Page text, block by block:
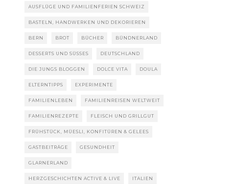
AUSFLÜGE UND FAMILIENFERIEN SCHWEIZ
BASTELN, HANDWERKEN UND DEKORIEREN
BERN BROT BÜCHER BÜNDNERLAND
DESSERTS UND SÜSSES DEUTSCHLAND
DIE JUNGS BLOGGEN DOLCE VITA DOULA
ELTERNTIPPS EXPERIMENTE
FAMILIENLEBEN FAMILIENREISEN WELTWEIT
FAMILIENREZEPTE FLEISCH UND GRILLGUT
FRÜHSTÜCK, MÜESLI, KONFITÜREN & GELEES
GASTBEITRÄGE GESUNDHEIT
GLARNERLAND
HERZGESCHICHTEN ACTIVE & LIVE ITALIEN